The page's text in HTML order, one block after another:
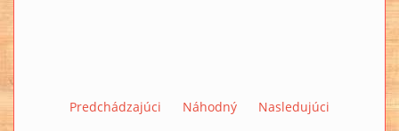
Predchádzajúci Náhodný Nasledujúci